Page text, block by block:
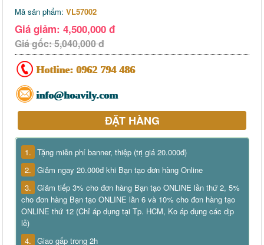
Mã sản phẩm: VL57002
Giá giảm: 4,500,000 đ
Giá gốc: 5,040,000 đ
Hotline: 0962 794 486
info@hoavily.com
ĐẶT HÀNG
1. Tặng miễn phí banner, thiệp (trị giá 20.000đ)
2. Giảm ngay 20.000đ khi Bạn tạo đơn hàng Online
3. Giảm tiếp 3% cho đơn hàng Bạn tạo ONLINE lần thứ 2, 5%
cho đơn hàng Bạn tạo ONLINE lần 6 và 10% cho đơn hàng tạo
ONLINE thứ 12 (Chỉ áp dụng tại Tp. HCM, Ko áp dụng các dịp
lễ)
4. Giao gấp trong 2h